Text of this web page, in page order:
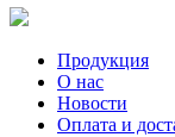
Продукция
О нас
Новости
Оплата и